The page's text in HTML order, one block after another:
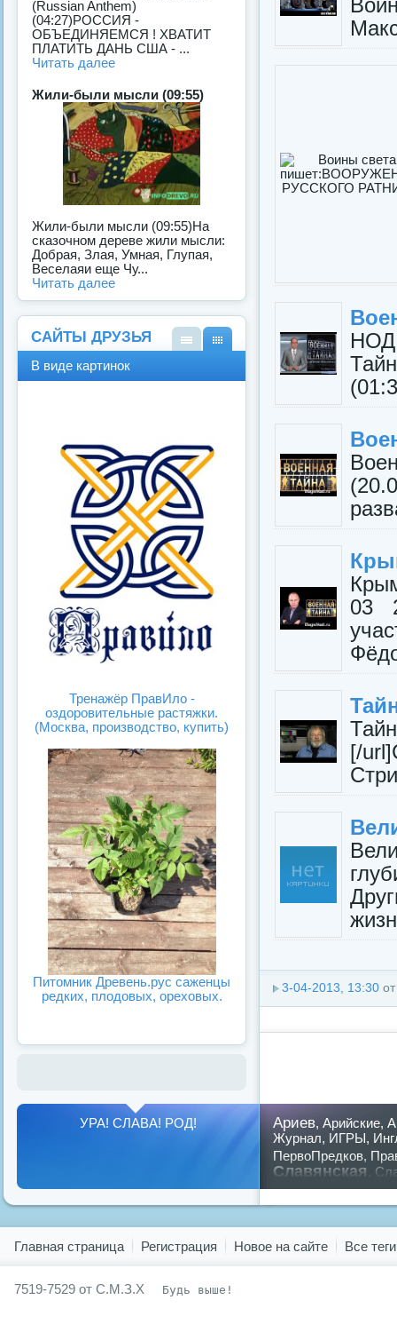
03
[/
3-04-2013, 13:30
(Russian Anthem)
(04:27)РОССИЯ -
ОБЪЕДИНЯЕМСЯ ! ХВАТИТ
ПЛАТИТЬ ДАНЬ США - ...
Читать далее
Жили-были мысли (09:55)
Жили-были мысли (09:55)На
сказочном дереве жили мысли:
Добрая, Злая, Умная, Глупая,
Веселаяи еще Чу...
Читать далее
САЙТЫ ДРУЗЬЯ
В виде картинок
Тренажёр ПравИло -
оздоровительные растяжки.
(Москва, производство, купить)
Питомник Древень.рус саженцы
редких, плодовых, ореховых.
Ариев, Арийские,
Журнал, ИГРЫ,
ПервоПредков,
Славянская
русский,славян
УРА! СЛАВА! РОД!
Главная страница Регистрация Новое на сайте Все теги
7519-7529 от С.М.З.Х Будь выше!